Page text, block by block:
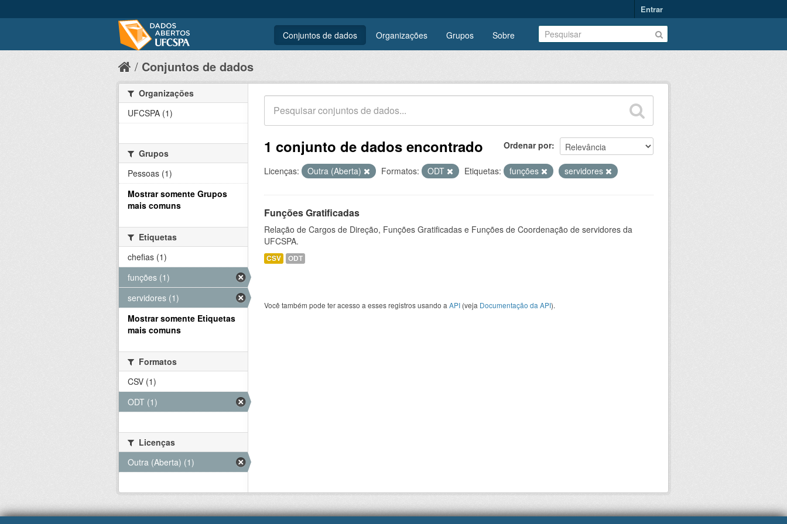
Entrar
Conjuntos de dados Organizações Grupos Sobre
Conjuntos de dados
Ordenar por
1 conjunto de dados encontrado
Licenças: Outra (Aberta) Formatos: ODT Etiquetas: funções servidores
Funções Gratificadas
Relação de Cargos de Direção, Funções Gratificadas e Funções de Coordenação de servidores da
UFCSPA.
CSV ODT
Você também pode ter acesso a esses registros usando a API (veja Documentação da API).
Organizações
UFCSPA (1)
Grupos
Pessoas (1)
Mostrar somente Grupos
mais comuns
Etiquetas
chefias (1)
funções (1)
servidores (1)
Mostrar somente Etiquetas
mais comuns
Formatos
CSV (1)
ODT (1)
Licenças
Outra (Aberta) (1)